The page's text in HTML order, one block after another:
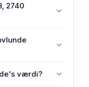
2740
værdi?